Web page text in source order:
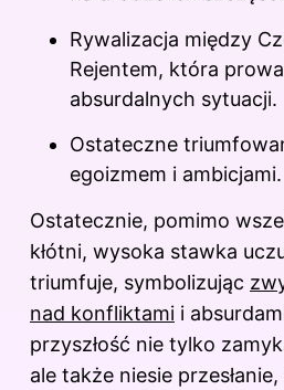
Rywalizacja między
Rejentem, która
absurdalnych sytuacji.
Ostateczne
egoizmem i ambicjami.
Ostatecznie, pomimo
kłótni, wysoka stawka
triumfuje, symbolizując
nad konfliktami i
przyszłość nie tylko
ale także niesie